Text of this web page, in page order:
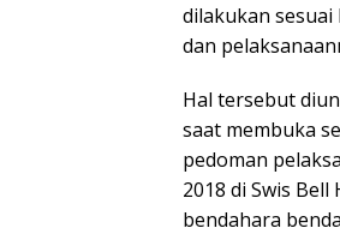
dilakukan sesuai
dan
Hal tersebut
saat membuka
pedoman
2018 di Swis
bendahara